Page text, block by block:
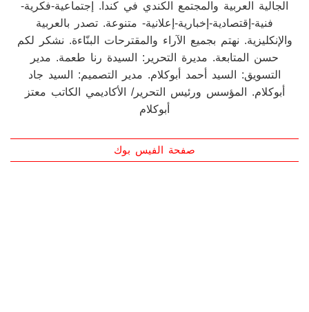
والإنكليزية. نهتم بجميع الآراء والمقترحات البنّاءة. نشكر لكم
حسن المتابعة. مديرة التحرير: السيدة رنا طعمة. مدير
التسويق: السيد أحمد أبوكلام. مدير التصميم: السيد جاد
أبوكلام. المؤسس ورئيس التحرير/ الأكاديمي الكاتب معتز
أبوكلام